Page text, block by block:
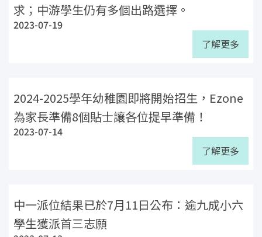
求；中游學生仍有多個出路選擇。
2023-07-19
了解更多
2024-2025學年幼稚園即將開始招生，Ezone
為家長準備8個貼士讓各位提早準備！
2023-07-14
了解更多
中一派位結果已於7月11日公布：逾九成小六
學生獲派首三志願